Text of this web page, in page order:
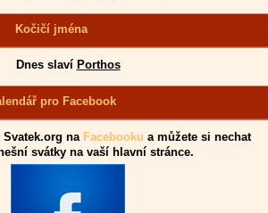
Kočičí jména
Dnes slaví Porthos
pro Facebook
Svatek.org na Facebooku a můžete si nechat
svátky na vaší hlavní stránce.